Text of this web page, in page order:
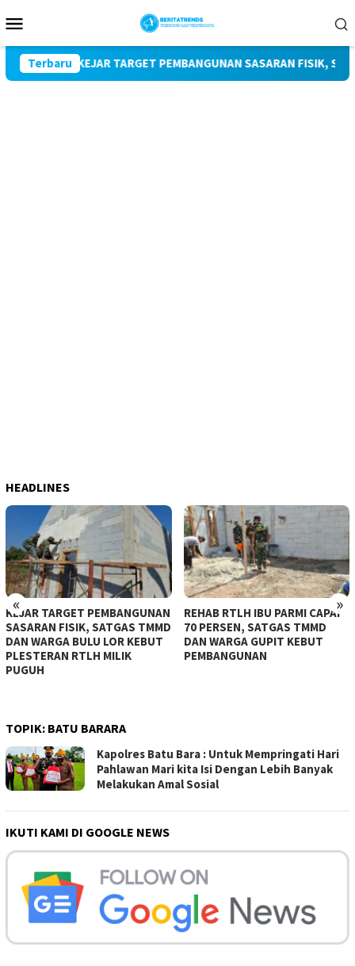
ke
Mobile
TerbaruKEJAR TARGET PEMBANGUNAN SASARAN FISIK,
HEADLINES
« »
KEJAR TARGET PEMBANGUNAN
SASARAN FISIK, SATGAS TMMD
DAN WARGA BULU LOR KEBUT
PLESTERAN RTLH MILIK
PUGUH
REHAB RTLH IBU PARMI CAPAI
70 PERSEN, SATGAS TMMD
DAN WARGA GUPIT KEBUT
PEMBANGUNAN
TOPIK: BATU BARARA
Kapolres Batu Bara : Untuk Mempringati Hari
Pahlawan Mari kita Isi Dengan Lebih Banyak
Melakukan Amal Sosial
IKUTI KAMI DI GOOGLE NEWS